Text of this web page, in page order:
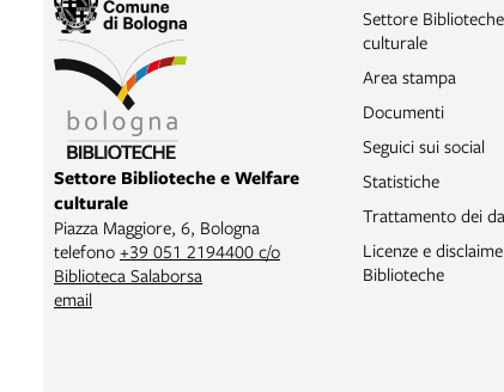
Settore Biblioteche e Welfare
culturale
Piazza Maggiore, 6, Bologna
telefono +39 051 2194400 c/o
Biblioteca Salaborsa
email
Settore
culturale
Area stampa
Documenti
Seguici sui social
Statistiche
Trattamento dei
Licenze e
Biblioteche